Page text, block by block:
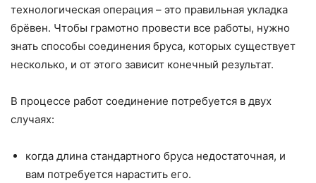
технологическая операция – это правильная укладка
брёвен. Чтобы грамотно провести все работы, нужно
знать способы соединения бруса, которых существует
несколько, и от этого зависит конечный результат.
В процессе работ соединение потребуется в двух
случаях:
когда длина стандартного бруса недостаточная, и
вам потребуется нарастить его.